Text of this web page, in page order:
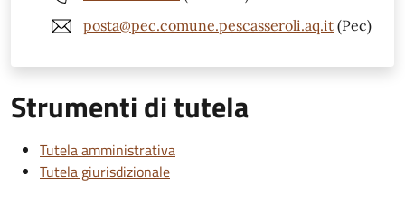
posta@pec.comune.pescasseroli.aq.it (Pec)
Strumenti di tutela
Tutela amministrativa
Tutela giurisdizionale